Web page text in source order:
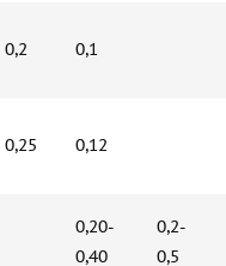
0,2 0,1
0,25 0,12
0,20-
0,40
0,2-
0,5